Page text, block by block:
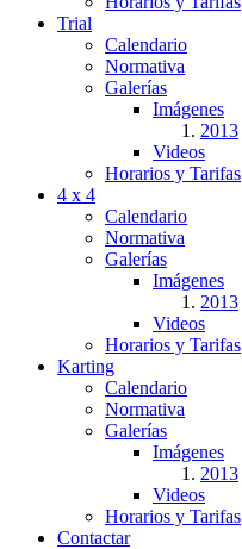
Trial
Calendario
Normativa
Galerías
Imágenes
2013
Videos
Horarios y Tarifas
4 x 4
Calendario
Normativa
Galerías
Imágenes
2013
Videos
Horarios y Tarifas
Karting
Calendario
Normativa
Galerías
Imágenes
2013
Videos
Horarios y Tarifas
Contactar